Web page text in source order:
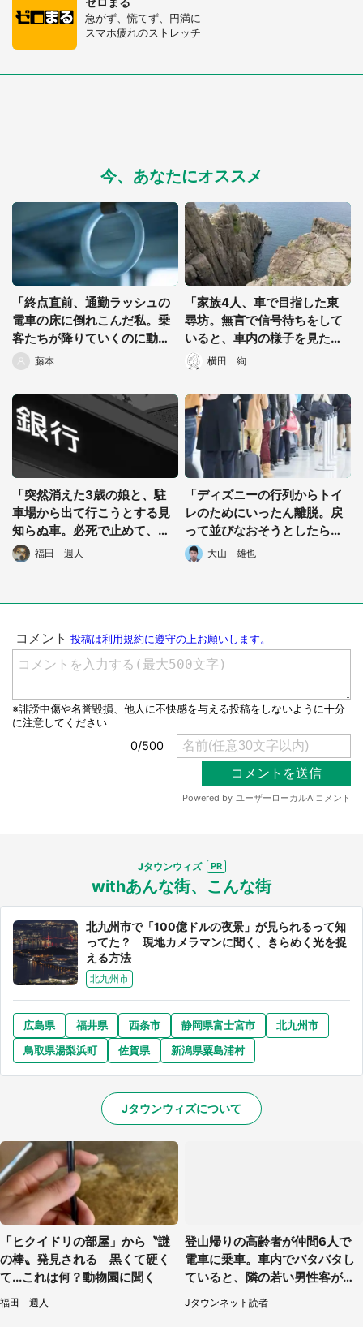
選択する
急がず、慌てず、円満に
スマホ疲れのストレッチ
今、あなたにオススメ
「終点直前、通勤ラッシュの
電車の床に倒れこんだ私。乗
客たちが降りていくのに動か
ずにいると...」（大阪府・30
代女性）
藤本
「家族4人、車で目指した東
尋坊。無言で信号待ちをして
いると、車内の様子を見たト
ラックドライバーが...」（静
岡県・50代女性）
横田 絢
「突然消えた3歳の娘と、駐
車場から出て行こうとする見
知らぬ車。必死で止めて、中
を覗くと...」（都道府県不
明・女性）
福田 週人
「ディズニーの行列からトイ
レのためにいったん離脱。戻
って並びなおそうとしたら、
後ろに並んでいた人が...」(東
京都・40代女性)
大山 雄也
Jタウンウィズ
withあんな街、こんな街
北九州市で「100億ドルの夜景」が見られるって知
ってた？ 現地カメラマンに聞く、きらめく光を捉
える方法
北九州市
広島県 福井県 西条市 静岡県富士宮市
北九州市
鳥取県湯梨浜町
佐賀県 新潟県粟島浦村
Jタウンウィズについて
「ヒクイドリの部屋」から〝謎
の棒〟発見される 黒くて硬く
て...これは何？動物園に聞く
福田 週人
登山帰りの高齢者が仲間6人で
電車に乗車。車内でバタバタし
ていると、隣の若い男性客が
（神奈川県・70代女性）
Jタウンネット読者